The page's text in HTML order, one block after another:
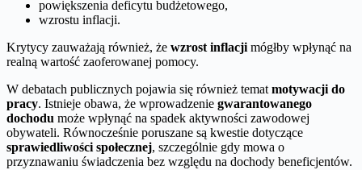
powiększenia deficytu budżetowego,
wzrostu inflacji.
Krytycy zauważają również, że wzrost inflacji mógłby wpłynąć na
realną wartość zaoferowanej pomocy.
W debatach publicznych pojawia się również temat motywacji do
pracy. Istnieje obawa, że wprowadzenie gwarantowanego
dochodu może wpłynąć na spadek aktywności zawodowej
obywateli. Równocześnie poruszane są kwestie dotyczące
sprawiedliwości społecznej, szczególnie gdy mowa o
przyznawaniu świadczenia bez względu na dochody beneficjentów.